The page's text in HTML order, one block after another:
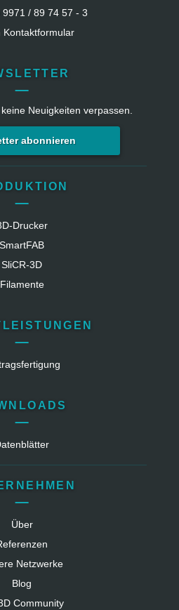
/ 89 74 57 - 3
Kontaktformular
Neuigkeiten verpassen.
abonnieren
Drucker
SmartFAB
SliCR‑3D
Filamente
Über
Netzwerke
Blog
Community